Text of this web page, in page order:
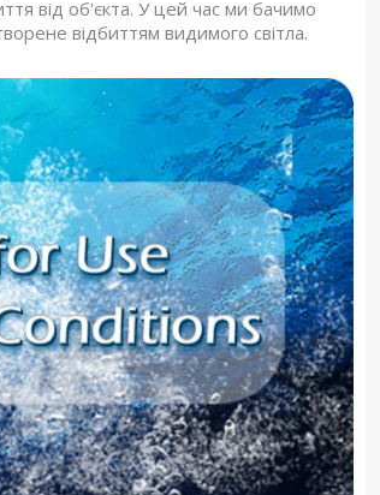
від об'єкта. У цей час ми бачимо
відбиттям видимого світла.